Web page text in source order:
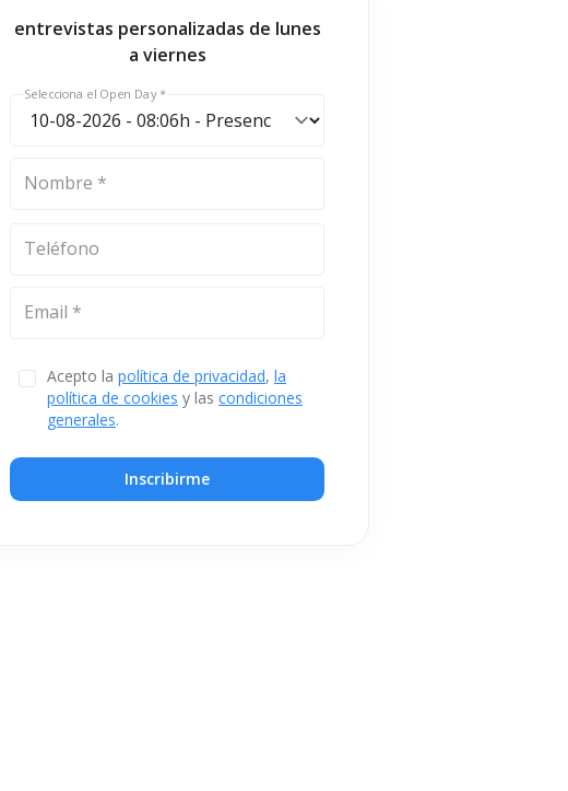
entrevistas personalizadas de lunes
a viernes
Selecciona el Open Day *
Nombre *
Teléfono
Email *
Acepto la política de privacidad, la
política de cookies y las condiciones
generales.
Inscribirme